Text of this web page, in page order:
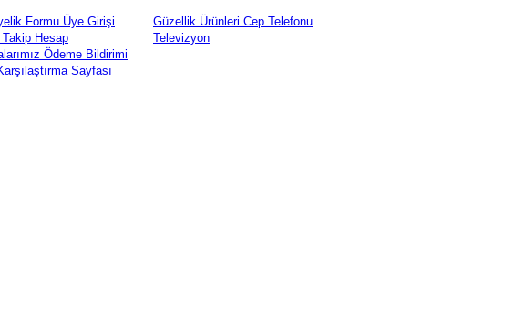
Formu Üye Girişi
Hesap
Ödeme Bildirimi
Sayfası
Güzellik Ürünleri Cep Telefonu
Televizyon